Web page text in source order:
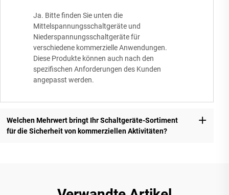
Ja. Bitte finden Sie unten die
Mittelspannungsschaltgeräte und
Niederspannungsschaltgeräte für
verschiedene kommerzielle Anwendungen.
Diese Produkte können auch nach den
spezifischen Anforderungen des Kunden
angepasst werden.
Welchen Mehrwert bringt Ihr Schaltgeräte-Sortiment
für die Sicherheit von kommerziellen Aktivitäten?